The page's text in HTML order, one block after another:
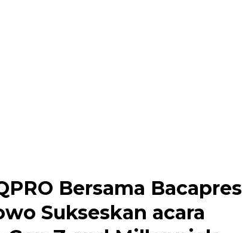
Bersama Bacapres
Sukseskan acara